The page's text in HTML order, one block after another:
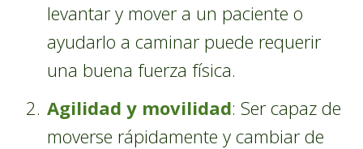
levantar y mover a un paciente o
ayudarlo a caminar puede requerir
una buena fuerza física.
Agilidad y movilidad: Ser capaz de
moverse rápidamente y cambiar de